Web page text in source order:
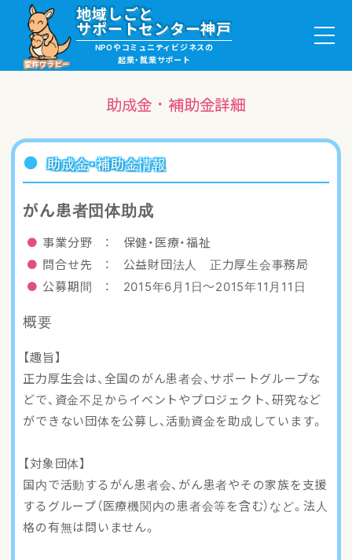
愛称ワラビー
地域しごと
サポートセンター神戸
NPOやコミュニティビジネスの
起業・就業サポート
就職・ボランティア情報
講座・サロン情報
助成金・補助金情報
ご登録・お問い合わせ
助成金・補助金詳細
助成金・補助金情報
がん患者団体助成
事業分野 ： 保健・医療・福祉
問合せ先 ： 公益財団法人 正力厚生会事務局
公募期間 ： 2015年6月1日〜2015年11月11日
概要
【趣旨】
正力厚生会は、全国のがん患者会、サポートグループな
どで、資金不足からイベントやプロジェクト、研究など
ができない団体を公募し、活動資金を助成しています。
【対象団体】
国内で活動するがん患者会、がん患者やその家族を支援
するグループ（医療機関内の患者会等を含む）など。法人
格の有無は問いません。